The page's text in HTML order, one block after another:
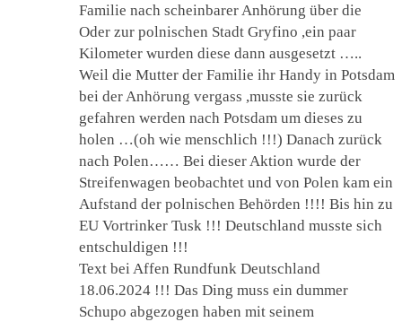
Familie nach scheinbarer Anhörung über die
Oder zur polnischen Stadt Gryfino ,ein paar
Kilometer wurden diese dann ausgesetzt …..
Weil die Mutter der Familie ihr Handy in Potsdam
bei der Anhörung vergass ,musste sie zurück
gefahren werden nach Potsdam um dieses zu
holen …(oh wie menschlich !!!) Danach zurück
nach Polen…… Bei dieser Aktion wurde der
Streifenwagen beobachtet und von Polen kam ein
Aufstand der polnischen Behörden !!!! Bis hin zu
EU Vortrinker Tusk !!! Deutschland musste sich
entschuldigen !!!
Text bei Affen Rundfunk Deutschland
18.06.2024 !!! Das Ding muss ein dummer
Schupo abgezogen haben mit seinem